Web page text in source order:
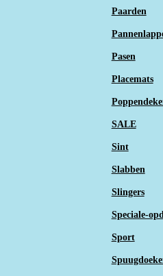
Paarden
Pasen
Placemats
SALE
Sint
Slabben
Slingers
Speciale-
Sport